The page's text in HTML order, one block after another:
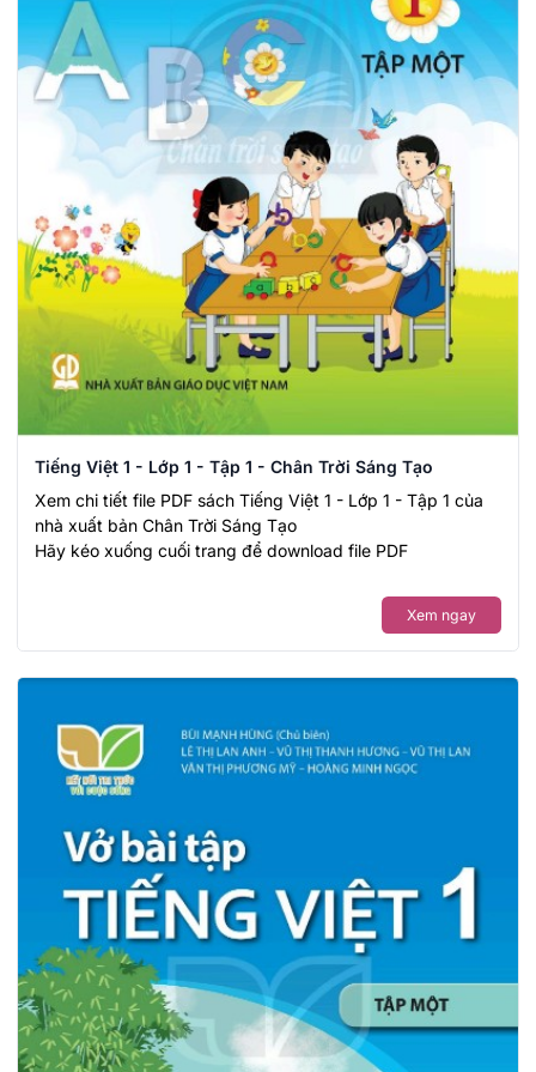
Tiếng Việt 1 - Lớp 1 - Tập 1 - Chân Trời Sáng Tạo
Xem chi tiết file PDF sách Tiếng Việt 1 - Lớp 1 - Tập 1 của
nhà xuất bản Chân Trời Sáng Tạo
Hãy kéo xuống cuối trang để download file PDF
Xem ngay